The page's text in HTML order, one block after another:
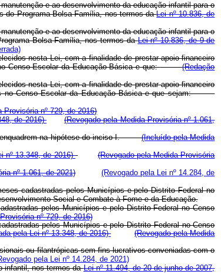
e ao desenvolvimento da educação infantil para o
do Programa Bolsa Família, nos termos daLei nº 10.836, de
e ao desenvolvimento da educação infantil para o
Bolsa Família, nos termos daLei nº 10.836, de 9 de
nesta Lei, com a finalidade de prestar apoio financeiro
Censo Escolar da Educação Básica e que:
(Redação
nesta Lei, com a finalidade de prestar apoio financeiro
no Censo Escolar da Educação Básica e que sejam:
Provisória nº 729, de 2016)
de 2016)
(Revogado pela Medida Provisória nº 1.061,
na hipótese do inciso I.
(Incluído pela Medida
nº 13.348, de 2016)
(Revogado pela Medida Provisória
nº 1.061, de 2021)
(Revogado pela Lei nº 14.284, de
cadastradas pelos Municípios e pelo Distrito Federal no
Social e Combate à Fome e da Educação.
pelos Municípios e pelo Distrito Federal no Censo
nº 729, de 2016)
pelos Municípios e pelo Distrito Federal no Censo
pela Lei nº 13.348, de 2016)
(Revogado pela Medida
ou filantrópicas sem fins lucrativos conveniadas com o
pela Lei nº 14.284, de 2021)
infantil, nos termos daLei nº 11.494, de 20 de junho de 2007,